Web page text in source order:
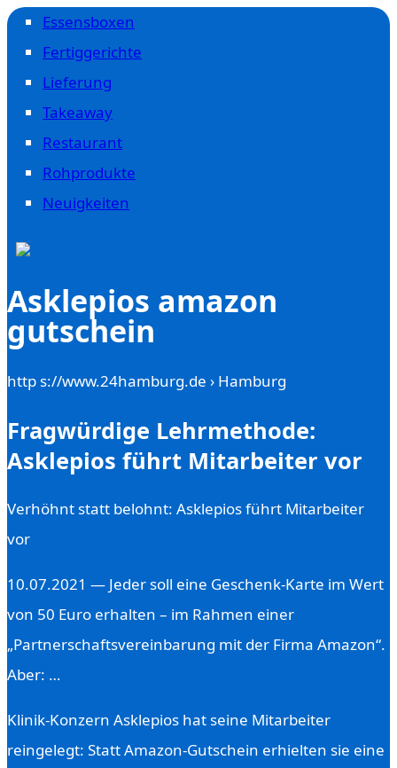
Essensboxen
Fertiggerichte
Lieferung
Takeaway
Restaurant
Rohprodukte
Neuigkeiten
Asklepios amazon
gutschein
http s://www.24hamburg.de › Hamburg
Fragwürdige Lehrmethode:
Asklepios führt Mitarbeiter vor
Verhöhnt statt belohnt: Asklepios führt Mitarbeiter
vor
10.07.2021 — Jeder soll eine Geschenk-Karte im Wert
von 50 Euro erhalten – im Rahmen einer
„Partnerschaftsvereinbarung mit der Firma Amazon“.
Aber: …
Klinik-Konzern Asklepios hat seine Mitarbeiter
reingelegt: Statt Amazon-Gutschein erhielten sie eine